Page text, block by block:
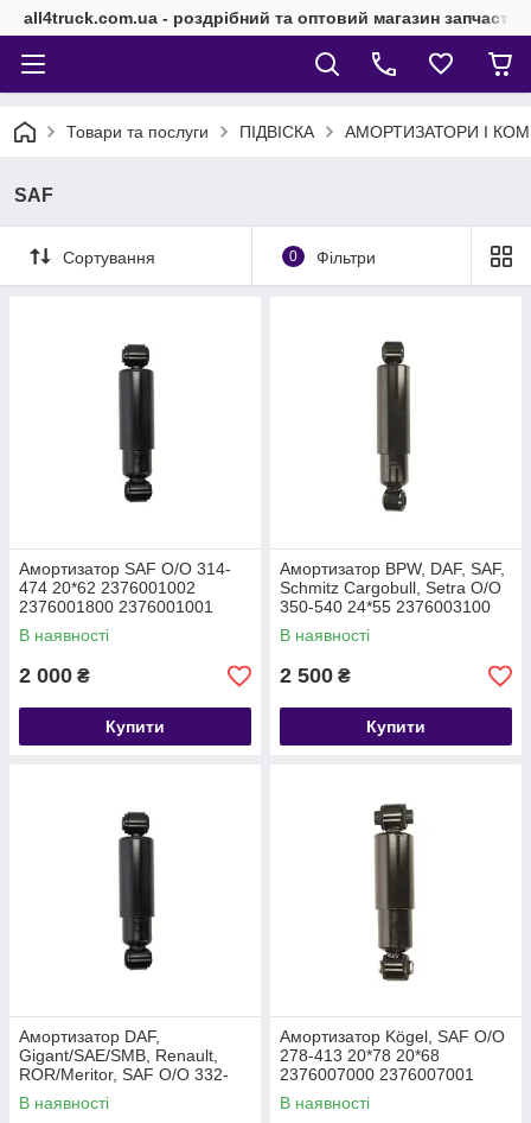
all4truck.com.ua - роздрібний та оптовий магазин
Товари та послуги ПІДВІСКА АМОРТИЗАТОРИ І
SAF
Сортування 0 Фільтри
Амортизатор SAF O/O 314-
474 20*62 2376001002
2376001800 2376001001
В наявності
2 000 ₴
Купити
Амортизатор BPW, DAF, SAF,
Schmitz Cargobull, Setra O/O
350-540 24*55 2376003100
В наявності
2 500 ₴
Купити
Амортизатор DAF,
Gigant/SAE/SMB, Renault,
ROR/Meritor, SAF O/O 332-
472 24*62 2376000500
2376000800
В наявності
Амортизатор Kögel, SAF O/O
278-413 20*78 20*68
2376007000 2376007001
312668 F5174
В наявності